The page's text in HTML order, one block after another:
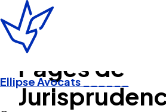
Ellipse Avocats______
Pages de